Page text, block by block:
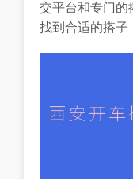
交平台和专门的
找到合适的搭子